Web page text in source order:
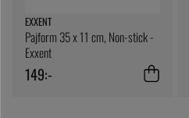
EXXENT
Pajform 35 x 11 cm, Non-stick -
Exxent
149:-